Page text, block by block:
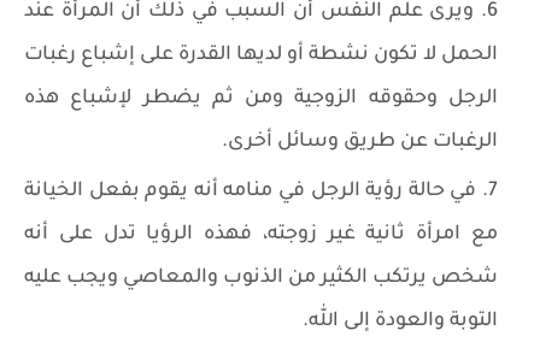
ويرى علم النفس أن السبب في ذلك أن المرأة عند
الحمل لا تكون نشطة أو لديها القدرة على إشباع رغبات
الرجل وحقوقه الزوجية ومن ثم يضطر لإشباع هذه
الرغبات عن طريق وسائل أخرى.
في حالة رؤية الرجل في منامه أنه يقوم بفعل الخيانة
مع امرأة ثانية غير زوجته، فهذه الرؤيا تدل على أنه
شخص يرتكب الكثير من الذنوب والمعاصي ويجب عليه
التوبة والعودة إلى الله.